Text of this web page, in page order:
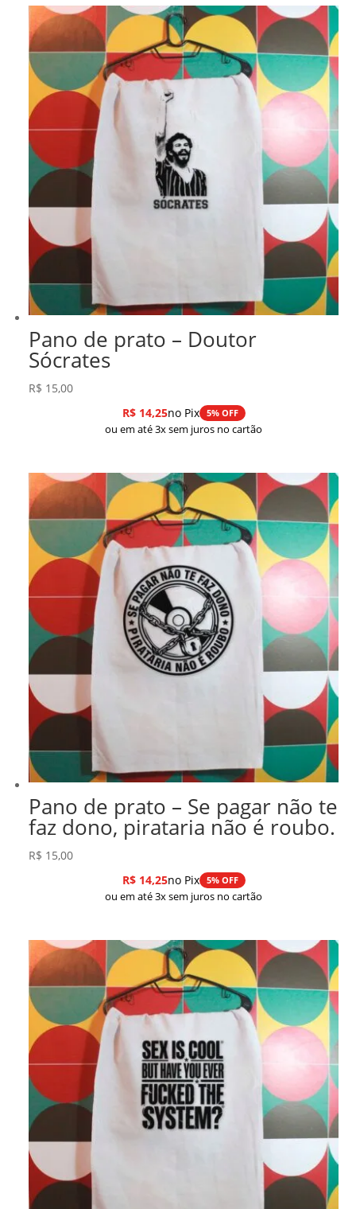
era:
R$ 218,99.
é:
R$ 186,14.
Pano de prato – Doutor
Sócrates
R$ 15,00
R$14,25no Pix 5% OFF
ou em até 3x sem juros no cartão
Pano de prato – Se pagar não te
faz dono, pirataria não é roubo.
R$ 15,00
R$14,25no Pix 5% OFF
ou em até 3x sem juros no cartão